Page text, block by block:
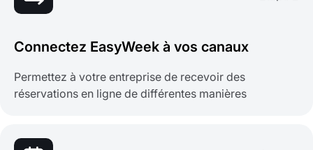
Connectez EasyWeek à vos canaux
Permettez à votre entreprise de recevoir des
réservations en ligne de différentes manières